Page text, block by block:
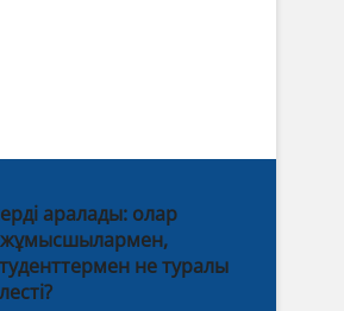
аралады: олар
жұмысшылармен,
не туралы